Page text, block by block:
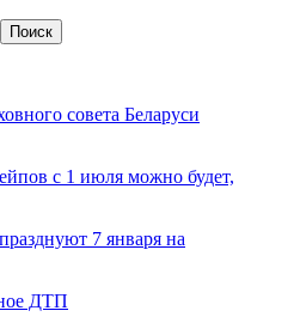
совета Беларуси
с 1 июля можно будет,
7 января на
ДТП